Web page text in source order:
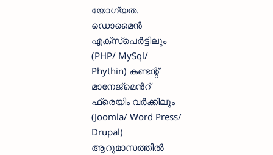
യോഗ്യത.
ഡൊമൈൻ
എക്സ്പെർട്ടിലും
(PHP/ MySql/
Phythin) കണ്ടന്റ്
മാനേജ്മെൻറ്
ഫ്രെയിം വർക്കിലും
(Joomla/ Word Press/
Drupal)
ആറുമാസത്തിൽ